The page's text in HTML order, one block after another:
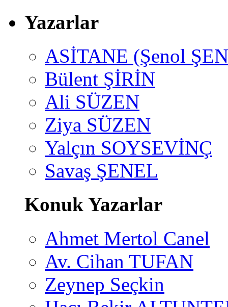
Yazarlar
ASİTANE (Şenol
Bülent ŞİRİN
Ali SÜZEN
Ziya SÜZEN
Yalçın SOYSEVİNÇ
Savaş ŞENEL
Konuk Yazarlar
Ahmet Mertol Canel
Av. Cihan TUFAN
Zeynep Seçkin